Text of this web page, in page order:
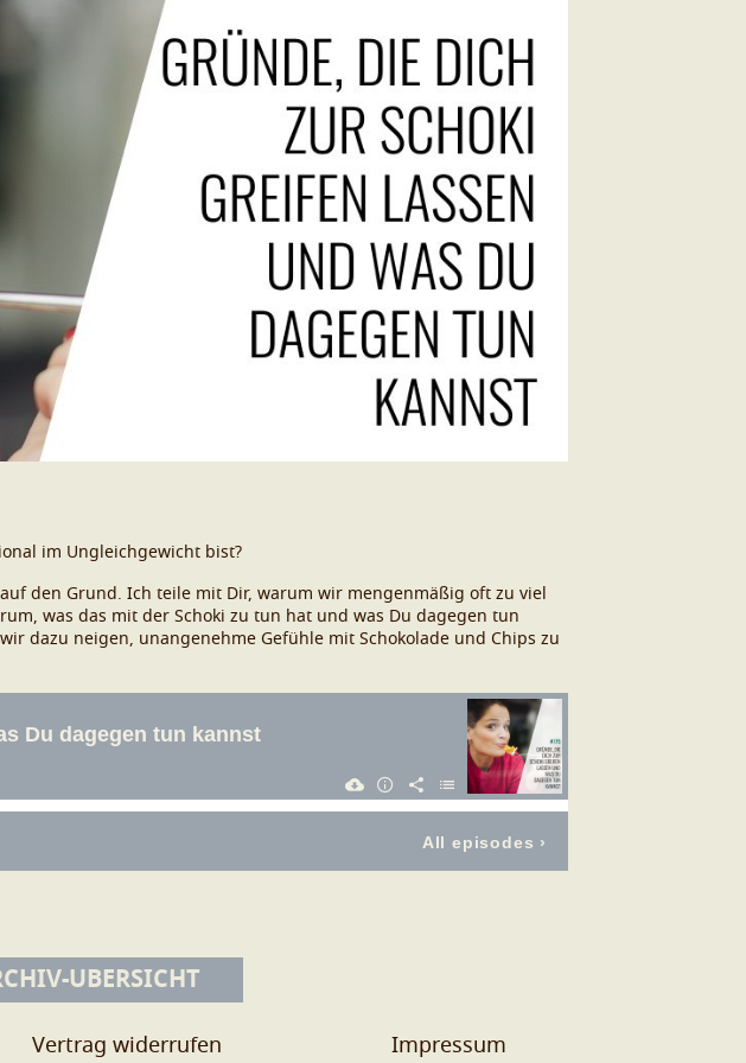
im Ungleichgewicht bist?
den Grund. Ich teile mit Dir, warum wir mengenmäßig oft zu viel
was das mit der Schoki zu tun hat und was Du dagegen tun
dazu neigen, unangenehme Gefühle mit Schokolade und Chips zu
ÜBERSICHT
Impressum
Vertrag widerrufen